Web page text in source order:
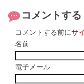
コメントする
コメントする前にサ
名前
電子メール